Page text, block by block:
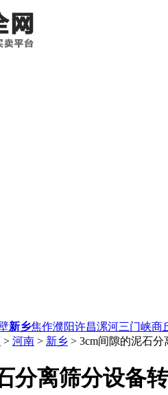
新乡焦作濮阳许昌漯河三门峡商
> 河南 > 新乡 > 3cm间隙的泥石
分离筛分设备